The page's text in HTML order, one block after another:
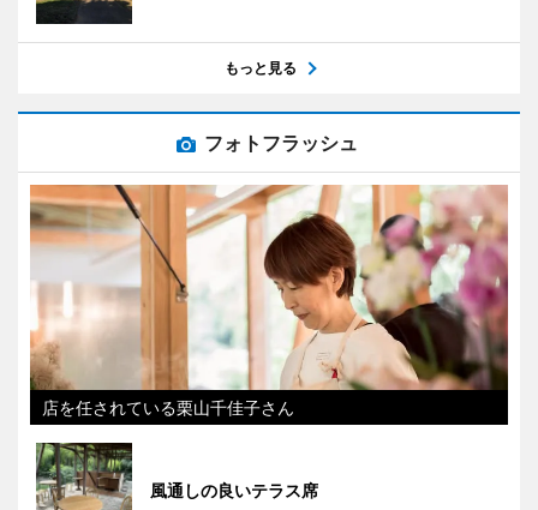
もっと見る
フォトフラッシュ
店を任されている栗山千佳子さん
風通しの良いテラス席